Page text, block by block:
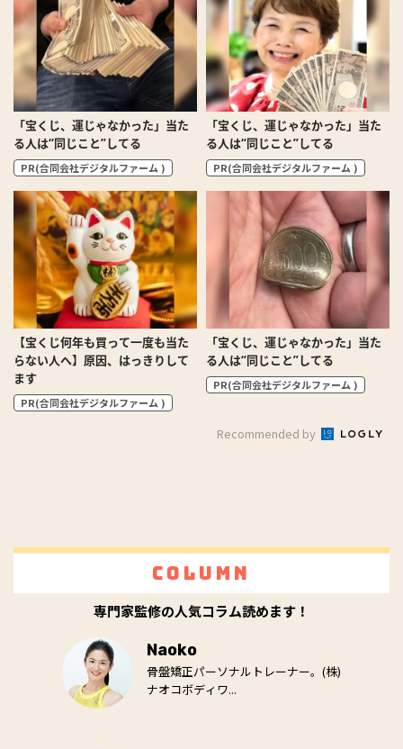
「宝くじ、運じゃなかった」当た
る人は“同じこと”してる
PR(合同会社デジタルファーム )
「宝くじ、運じゃなかった」当た
る人は“同じこと”してる
PR(合同会社デジタルファーム )
【宝くじ何年も買って一度も当た
らない人へ】原因、はっきりして
ます
PR(合同会社デジタルファーム )
「宝くじ、運じゃなかった」当た
る人は“同じこと”してる
PR(合同会社デジタルファーム )
Recommended by
Column
専門家監修の人気コラム読めます！
Naoko
骨盤矯正パーソナルトレーナー。(株)
ナオコボディワ...